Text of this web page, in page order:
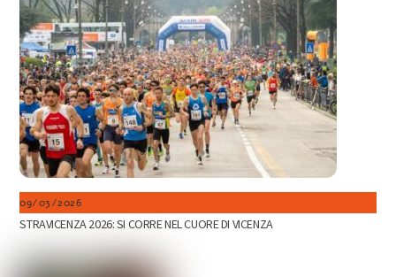
09/03/2026
STRAVICENZA 2026: SI CORRE NEL CUORE DI VICENZA